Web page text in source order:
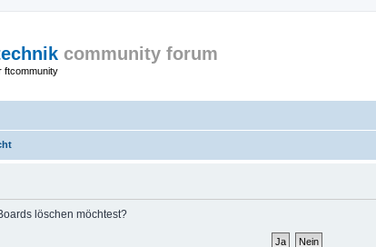
community forum
ftcommunity
löschen möchtest?